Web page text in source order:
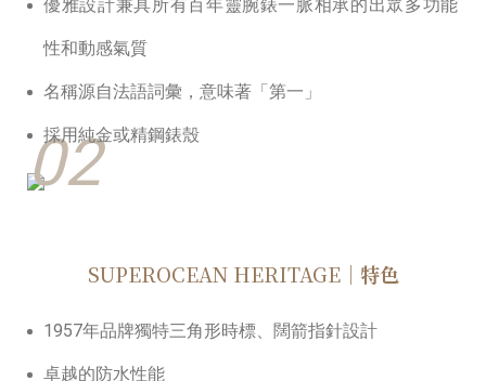
02
優雅設計兼具所有百年靈腕錶⼀脈相承的出眾多功能
性和動感氣質
名稱源自法語詞彙，意味著「第⼀」
採用純金或精鋼錶殼
SUPEROCEAN HERITAGE｜特色
1957年品牌獨特三角形時標、闊箭指針設計
卓越的防水性能